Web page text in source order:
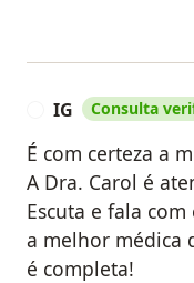
IG Consulta
É com certeza a
A Dra. Carol é
Escuta e fala
a melhor médica
é completa!